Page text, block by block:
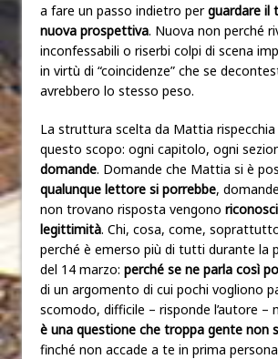
a fare un passo indietro perguardare il
nuova prospettiva. Nuova non perché
inconfessabili o riserbi colpi di scena
in virtù di “coincidenze” che se
avrebbero lo stesso peso.
La struttura scelta da Mattia
questo scopo: ogni capitolo, ogni
domande. Domande che Mattia si è
qualunque lettore si porrebbe,
non trovano risposta vengono
legittimità. Chi, cosa, come,
perché è emerso più di tutti durante la
del 14 marzo: perché se ne parla così
di un argomento di cui pochi vogliono
scomodo, difficile – risponde l’autore
è una questione che troppa gente non
finché non accade a te in prima